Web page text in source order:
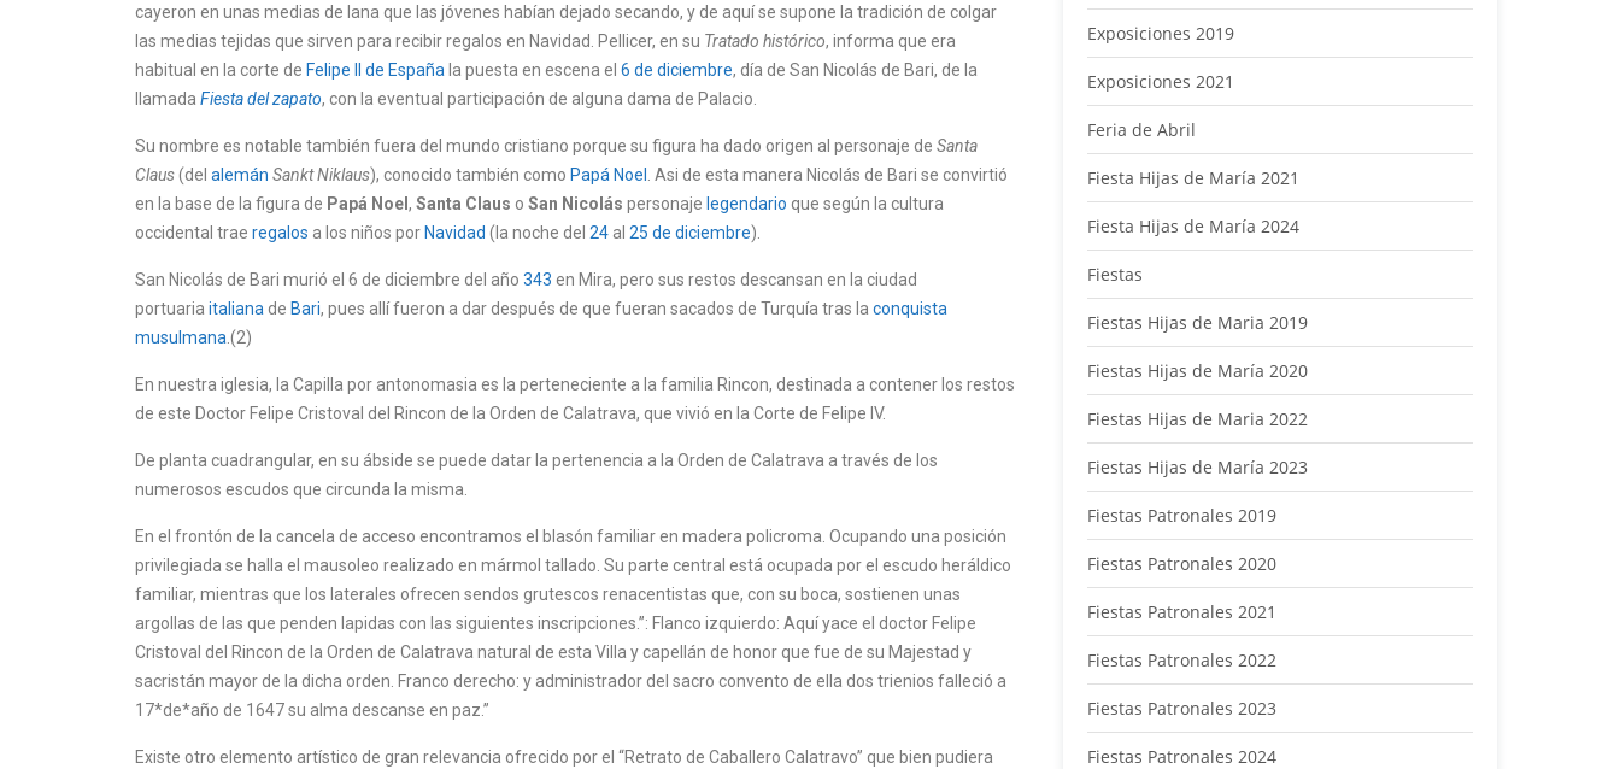
cayeron en unas medias de lana que las jóvenes habían dejado secando, y de aquí se supone la tradición de colgar
las medias tejidas que sirven para recibir regalos en Navidad. Pellicer, en su Tratado histórico, informa que era
habitual en la corte de Felipe II de España la puesta en escena el 6 de diciembre, día de San Nicolás de Bari, de la
llamada Fiesta del zapato, con la eventual participación de alguna dama de Palacio. ​
Su nombre es notable también fuera del mundo cristiano porque su figura ha dado origen al personaje de Santa
Claus(del alemán Sankt Niklaus), conocido también como Papá Noel
. ​Asi de esta manera Nicolás de Bari se convirtió
en la base de la figura de Papá Noel , Santa Claus o San Nicolás personaje legendario que según la cultura
occidental trae regalos a los niños por Navidad (la noche del 24 al 25 de diciembre).
San Nicolás de Bari murió el 6 de diciembre del año 343 en Mira, pero sus restos descansan en la ciudad
portuaria italiana de Bari, pues allí fueron a dar después de que fueran sacados de Turquía tras la conquista
musulmana .(2)
En nuestra iglesia, la Capilla por antonomasia es la perteneciente a la familia Rincon, destinada a contener los restos
de este Doctor Felipe Cristoval del Rincon de la Orden de Calatrava, que vivió en la Corte de Felipe IV.
De planta cuadrangular, en su ábside se puede datar la pertenencia a la Orden de Calatrava a través de los
numerosos escudos que circunda la misma.
En el frontón de la cancela de acceso encontramos el blasón familiar en madera policroma. Ocupando una posición
privilegiada se halla el mausoleo realizado en mármol tallado. Su parte central está ocupada por el escudo heráldico
familiar, mientras que los laterales ofrecen sendos grutescos renacentistas que, con su boca, sostienen unas
argollas de las que penden lapidas con las siguientes inscripciones.”: Flanco izquierdo: Aquí yace el doctor Felipe
Cristoval del Rincon de la Orden de Calatrava natural de esta Villa y capellán de honor que fue de su Majestad y
sacristán mayor de la dicha orden. Franco derecho: y administrador del sacro convento de ella dos trienios falleció a
17*de*año de 1647 su alma descanse en paz.”
Existe otro elemento artístico de gran relevancia ofrecido por el “Retrato de Caballero Calatravo” que bien pudiera
Exposiciones 2019
Exposiciones 2021
Feria de Abril
Fiesta Hijas de María 2021
Fiesta Hijas de María 2024
Fiestas
Fiestas Hijas de Maria 2019
Fiestas Hijas de María 2020
Fiestas Hijas de Maria 2022
Fiestas Hijas de María 2023
Fiestas Patronales 2019
Fiestas Patronales 2020
Fiestas Patronales 2021
Fiestas Patronales 2022
Fiestas Patronales 2023
Fiestas Patronales 2024